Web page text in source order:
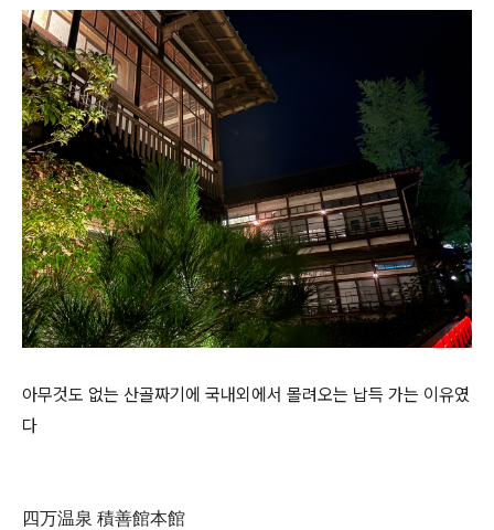
아무것도 없는 산골짜기에 국내외에서 몰려오는 납득 가는 이유였
다
四万温泉 積善館本館